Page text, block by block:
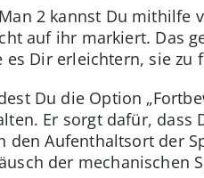
2 kannst Du
auf ihr markiert. Das
Dir erleichtern, sie zu
Du die Option
Er sorgt dafür,
den Aufenthaltsort der
der mechanischen